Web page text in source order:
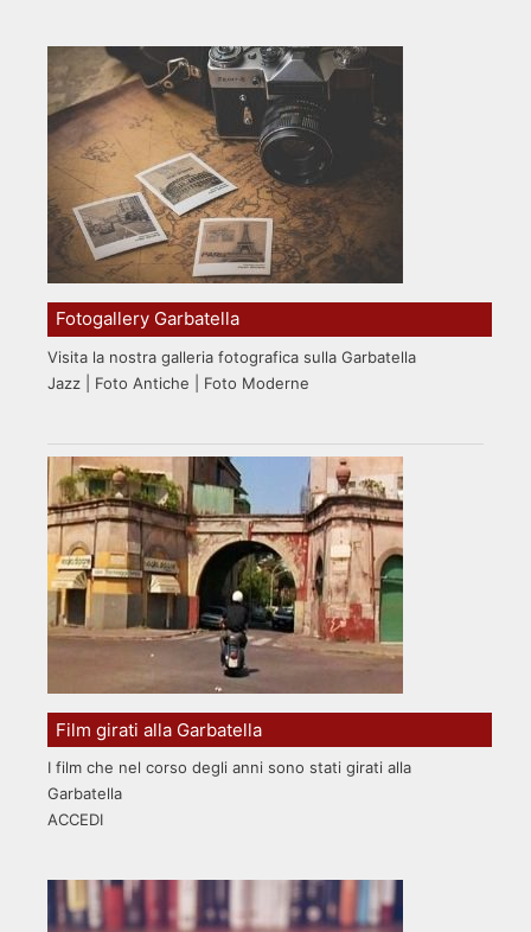
Fotogallery Garbatella
Visita la nostra galleria fotografica sulla Garbatella
Jazz | Foto Antiche | Foto Moderne
Film girati alla Garbatella
I film che nel corso degli anni sono stati girati alla
Garbatella
ACCEDI